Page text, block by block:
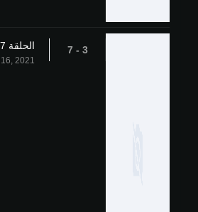
3 - 7 الحلقة 7
16, 2021